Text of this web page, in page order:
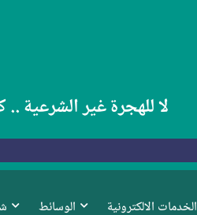
لا للهجرة غير الشرعية
الوسائط الخدمات الالكترونية
كلية الفنون تقيم